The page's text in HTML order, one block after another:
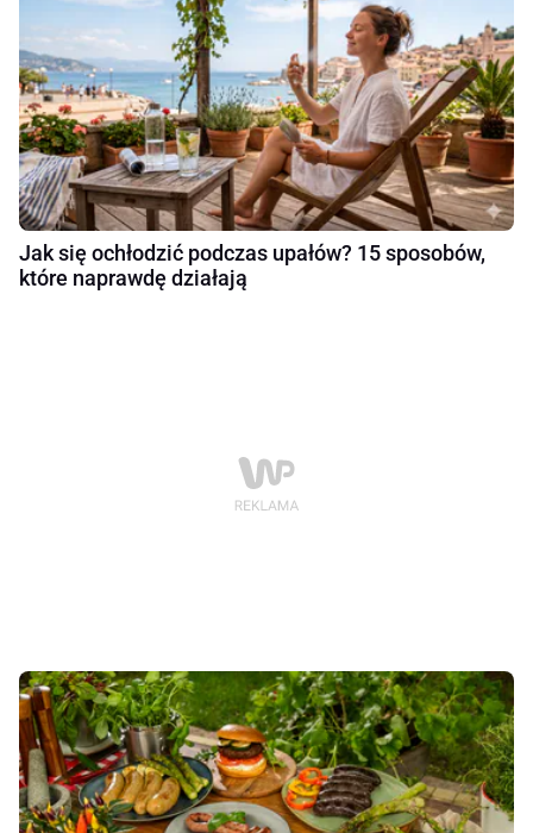
Jak się ochłodzić podczas upałów? 15 sposobów,
które naprawdę działają